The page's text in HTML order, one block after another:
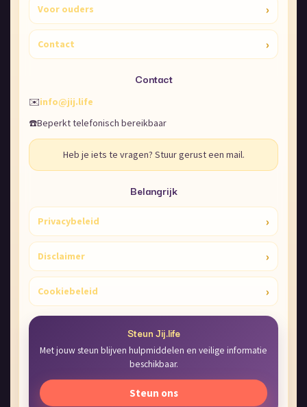
Voor ouders ›
Contact ›
Contact
✉️info@jij.life
☎️Beperkt telefonisch bereikbaar
Heb je iets te vragen? Stuur gerust een mail.
Belangrijk
Privacybeleid ›
Disclaimer ›
Cookiebeleid ›
Steun Jij.life
Met jouw steun blijven hulpmiddelen en veilige informatie
beschikbaar.
Steun ons